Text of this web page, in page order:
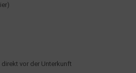
vor der Unterkunft